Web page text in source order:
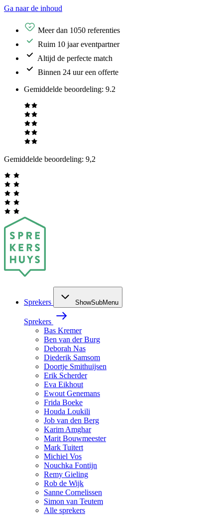
Ga naar de inhoud
Meer dan 1050 referenties
Ruim 10 jaar eventpartner
Altijd de perfecte match
Binnen 24 uur een offerte
Gemiddelde beoordeling: 9.2
Gemiddelde beoordeling: 9,2
Sprekers ShowSubMenu
Sprekers
Bas Kremer
Ben van der Burg
Deborah Nas
Diederik Samsom
Doortje Smithuijsen
Erik Scherder
Eva Eikhout
Ewout Genemans
Frida Boeke
Houda Loukili
Job van den Berg
Karim Amghar
Marit Bouwmeester
Mark Tuitert
Michiel Vos
Nouchka Fontijn
Remy Gieling
Rob de Wijk
Sanne Cornelissen
Simon van Teutem
Alle sprekers